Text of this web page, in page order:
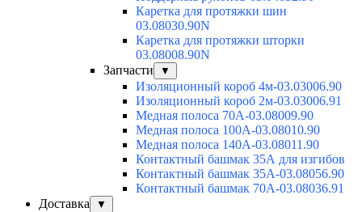
Каретка для протяжки шин
03.08030.90N
Каретка для протяжки шторки
03.08008.90N
Запчасти
▼
Изоляционный короб 4м-03.03006.90
Изоляционный короб 2м-03.03006.91
Медная полоса 70А-03.08009.90
Медная полоса 100А-03.08010.90
Медная полоса 140А-03.08011.90
Контактный башмак 35А для изгибов
Контактный башмак 35А-03.08056.90
Контактный башмак 70А-03.08036.91
Доставка
▼